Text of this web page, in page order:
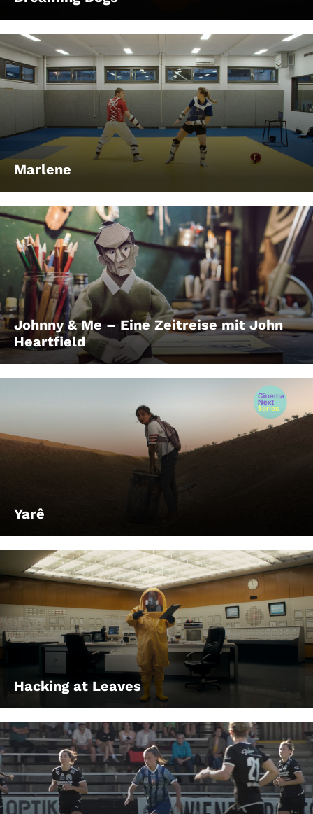
Marlene
Johnny & Me – Eine Zeitreise mit John
Heartfield
Yarê
Hacking at Leaves